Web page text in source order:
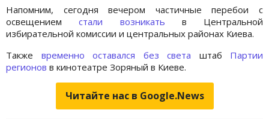
Напомним, сегодня вечером частичные перебои с
освещениемстали возникать в Центральной
избирательной комиссии и центральных районах Киева.
Также временно оставался без света штаб Партии
регионов в кинотеатре Зоряный в Киеве.
Читайте нас в Google.News